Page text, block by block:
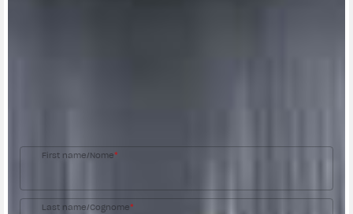
First name/Nome*
Last name/Cognome*